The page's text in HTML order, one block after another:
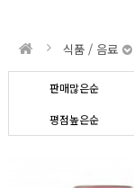
식품 / 음료
판매많은순
평점높은순